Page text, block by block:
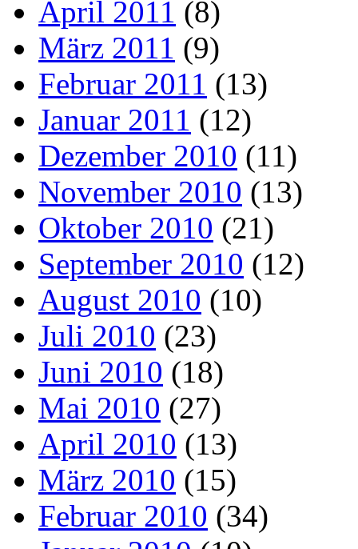
April 2011 (8)
März 2011 (9)
Februar 2011 (13)
Januar 2011 (12)
Dezember 2010 (11)
November 2010 (13)
Oktober 2010 (21)
September 2010 (12)
August 2010 (10)
Juli 2010 (23)
Juni 2010 (18)
Mai 2010 (27)
April 2010 (13)
März 2010 (15)
Februar 2010 (34)